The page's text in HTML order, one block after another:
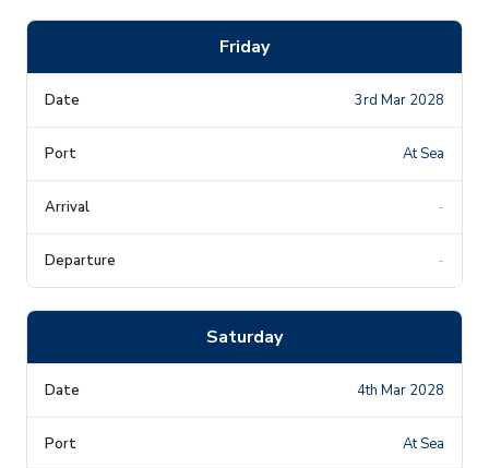
Friday
3rd Mar 2028
At Sea
-
-
Saturday
4th Mar 2028
At Sea